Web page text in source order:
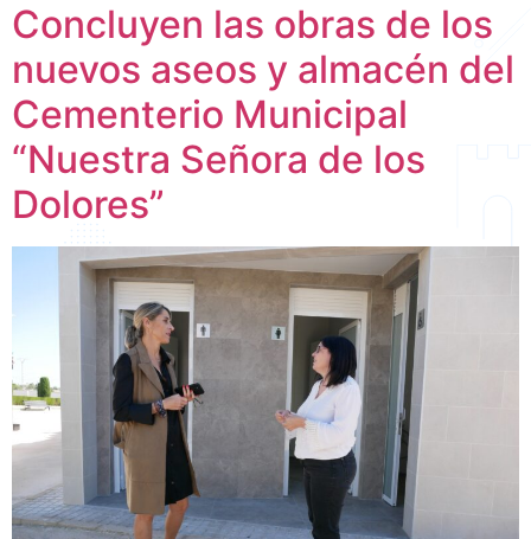
Concluyen las obras de los
nuevos aseos y almacén del
Cementerio Municipal
“Nuestra Señora de los
Dolores”